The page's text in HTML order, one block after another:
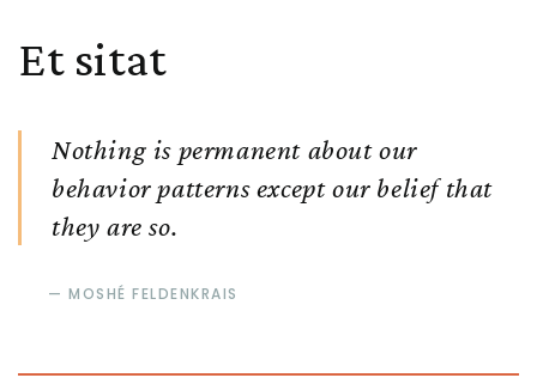
Et sitat
Nothing is permanent about our
behavior patterns except our belief that
they are so.
MOSHÉ FELDENKRAIS